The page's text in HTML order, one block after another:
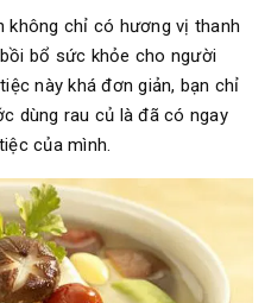
không chỉ có hương vị thanh
bổ sức khỏe cho người
này khá đơn giản, bạn chỉ
dùng rau củ là đã có ngay
của mình.